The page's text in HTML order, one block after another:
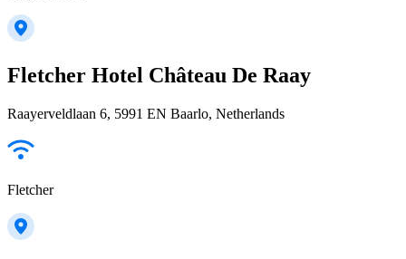
Fletcher Hotel Château De Raay
Raayerveldlaan 6, 5991 EN Baarlo, Netherlands
Fletcher